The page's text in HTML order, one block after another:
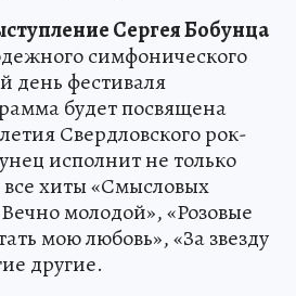
Сергея Бобунца
симфонического
день фестиваля
будет посвящена
Свердловского рок-
исполнит не только
хиты «Смысловых
молодой», «Розовые
мою любовь», «За звезду
другие.